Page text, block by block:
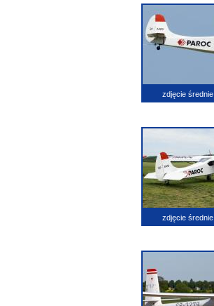
zdjęcie średnie
zdjęcie średnie